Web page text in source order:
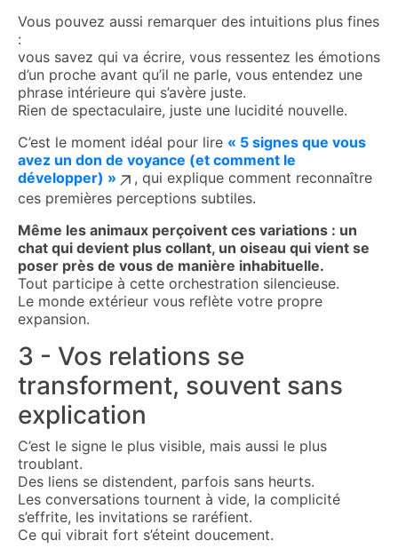
Vous pouvez aussi remarquer des intuitions plus fines
:
vous savez qui va écrire, vous ressentez les émotions
d’un proche avant qu’il ne parle, vous entendez une
phrase intérieure qui s’avère juste.
Rien de spectaculaire, juste une lucidité nouvelle.
C’est le moment idéal pour lire « 5 signes que vous
avez un don de voyance (et comment le
développer) »
, qui explique comment reconnaître
ces premières perceptions subtiles.
Même les animaux perçoivent ces variations : un
chat qui devient plus collant, un oiseau qui vient se
poser près de vous de manière inhabituelle.
Tout participe à cette orchestration silencieuse.
Le monde extérieur vous reflète votre propre
expansion.
3 - Vos relations se
transforment, souvent sans
explication
C’est le signe le plus visible, mais aussi le plus
troublant.
Des liens se distendent, parfois sans heurts.
Les conversations tournent à vide, la complicité
s’effrite, les invitations se raréfient.
Ce qui vibrait fort s’éteint doucement.